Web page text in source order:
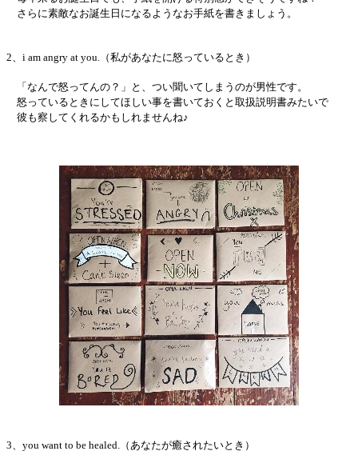
さらに素敵なお誕生日になるようなお手紙を書きましょう。
2、i am angry at you.（私があなたに怒っているとき）
「なんで怒ってんの？」と、つい聞いてしまうのが男性です。
怒っているときにしてほしい事を書いておくと取扱説明書みたいで
彼も察してくれるかもしれませんね♪
3、you want to be healed.（あなたが癒されたいとき）